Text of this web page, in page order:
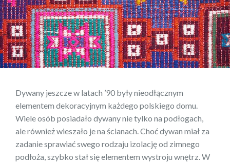
Dywany jeszcze w latach ’90 były nieodłącznym
elementem dekoracyjnym każdego polskiego domu.
Wiele osób posiadało dywany nie tylko na podłogach,
ale również wieszało je na ścianach. Choć dywan miał za
zadanie sprawiać swego rodzaju izolację od zimnego
podłoża, szybko stał się elementem wystroju wnętrz. W